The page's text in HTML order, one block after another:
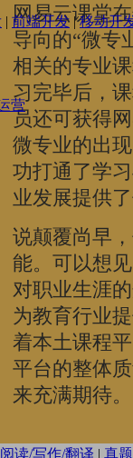
| 前端开发 | 移动开
营
阅读/写作/翻译 | 真
网易云课堂
导向的“微专
相关的专业
习完毕后，
员还可获得
微专业的出
功打通了学
业发展提供
说颠覆尚早
能。可以想
对职业生涯
为教育行业
着本土课程
平台的整体
来充满期待。